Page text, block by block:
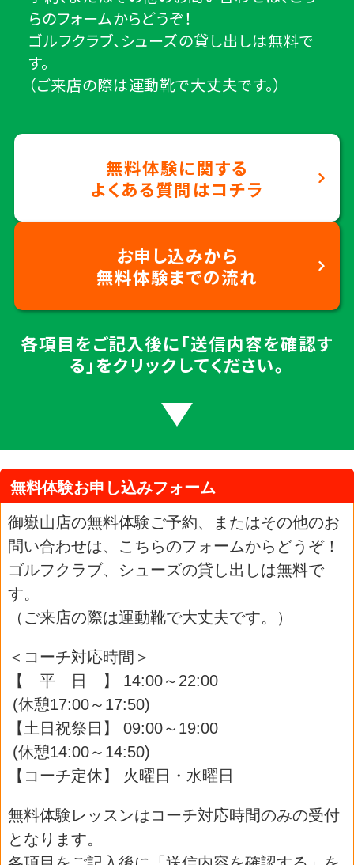
らのフォームからどうぞ！
ゴルフクラブ、シューズの貸し出しは無料で
す。
（ご来店の際は運動靴で大丈夫です。）
無料体験に関する
よくある質問はコチラ
お申し込みから
無料体験までの流れ
各項目をご記入後に「送信内容を確認す
る」をクリックしてください。